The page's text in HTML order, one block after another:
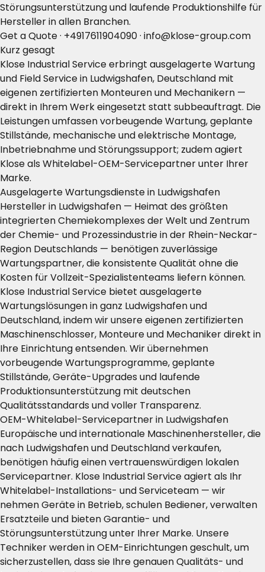
Störungsunterstützung und laufende Produktionshilfe für
Hersteller in allen Branchen.
Get a Quote· +4917611904090· info@klose-group.com
Kurz gesagt
Klose Industrial Service erbringt ausgelagerte Wartung
und Field Service in Ludwigshafen, Deutschland mit
eigenen zertifizierten Monteuren und Mechanikern —
direkt in Ihrem Werk eingesetzt statt subbeauftragt. Die
Leistungen umfassen vorbeugende Wartung, geplante
Stillstände, mechanische und elektrische Montage,
Inbetriebnahme und Störungssupport; zudem agiert
Klose als Whitelabel-OEM-Servicepartner unter Ihrer
Marke.
Ausgelagerte Wartungsdienste in Ludwigshafen
Hersteller in Ludwigshafen — Heimat des größten
integrierten Chemiekomplexes der Welt und Zentrum
der Chemie- und Prozessindustrie in der Rhein-Neckar-
Region Deutschlands — benötigen zuverlässige
Wartungspartner, die konsistente Qualität ohne die
Kosten für Vollzeit-Spezialistenteams liefern können.
Klose Industrial Service bietet ausgelagerte
Wartungslösungen in ganz Ludwigshafen und
Deutschland, indem wir unsere eigenen zertifizierten
Maschinenschlosser, Monteure und Mechaniker direkt in
Ihre Einrichtung entsenden. Wir übernehmen
vorbeugende Wartungsprogramme, geplante
Stillstände, Geräte-Upgrades und laufende
Produktionsunterstützung mit deutschen
Qualitätsstandards und voller Transparenz.
OEM-Whitelabel-Servicepartner in Ludwigshafen
Europäische und internationale Maschinenhersteller, die
nach Ludwigshafen und Deutschland verkaufen,
benötigen häufig einen vertrauenswürdigen lokalen
Servicepartner. Klose Industrial Service agiert als Ihr
Whitelabel-Installations- und Serviceteam — wir
nehmen Geräte in Betrieb, schulen Bediener, verwalten
Ersatzteile und bieten Garantie- und
Störungsunterstützung unter Ihrer Marke. Unsere
Techniker werden in OEM-Einrichtungen geschult, um
sicherzustellen, dass sie Ihre genauen Qualitäts- und